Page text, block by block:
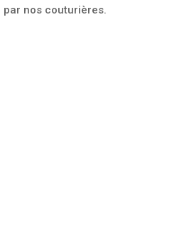
nos couturières.